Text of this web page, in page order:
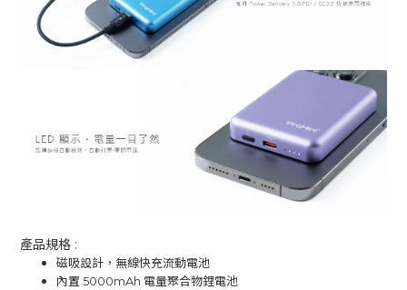
產品規格 :
磁吸設計，無線快充流動電池
內置 5000mAh 電量聚合物鋰電池